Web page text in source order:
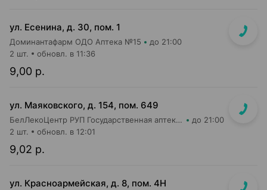
ул. Есенина, д. 30, пом. 1
Доминантафарм ОДО Аптека №15 до 21:00
9,00 р.
2 шт. обновл. в 11:36
ул. Маяковского, д. 154, пом. 649
БелЛекоЦентр РУП Государственная аптека №16 до 21:00
9,02 р.
2 шт. обновл. в 12:01
ул. Красноармейская, д. 8, пом. 4Н